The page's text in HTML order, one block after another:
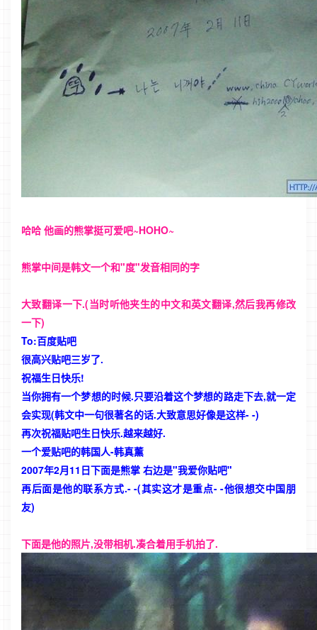
哈哈 他画的熊掌挺可爱吧~HOHO~
熊掌中间是韩文一个和"度"发音相同的字
大致翻译一下.(当时听他夹生的中文和英文翻译,然后我再修改
一下)
To:百度贴吧
很高兴贴吧三岁了.
祝福生日快乐!
当你拥有一个梦想的时候.只要沿着这个梦想的路走下去,就一定
会实现(韩文中一句很著名的话.大致意思好像是这样- -)
再次祝福贴吧生日快乐.越来越好.
一个爱贴吧的韩国人-韩真薰
2007年2月11日下面是熊掌 右边是"我爱你贴吧"
再后面是他的联系方式.- -(其实这才是重点- -他很想交中国朋
友)
下面是他的照片,没带相机.凑合着用手机拍了.